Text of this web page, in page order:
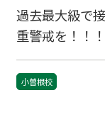
過去最大級で
重警戒を！！！
小曽根校